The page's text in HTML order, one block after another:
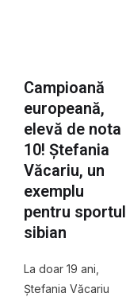
Campioană
europeană,
elevă de nota
10! Ștefania
Văcariu, un
exemplu
pentru sportul
sibian
La doar 19 ani,
Ștefania Văcariu